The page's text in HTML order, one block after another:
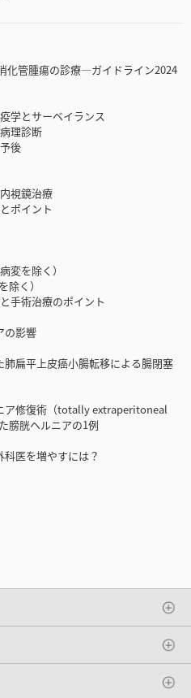
化管腫瘍の診療―ガイドライン2024
学とサーベイランス
理診断
後
視鏡治療
ポイント
変を除く）
く）
手術治療のポイント
の影響
扁平上皮癌小腸転移による腸閉塞
ア修復術（totally extraperitoneal
膀胱ヘルニアの1例
医を増やすには？